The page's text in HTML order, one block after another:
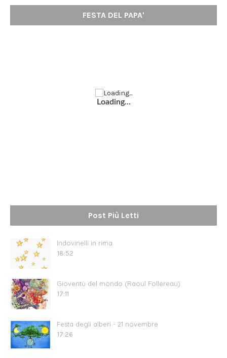
FESTA DEL PAPA'
Loading...
Post Più Letti
Indovinelli in rima
18:52
Gioventù del mondo (Raoul Follereau)
17:11
Festa degli alberi - 21 novembre
17:26